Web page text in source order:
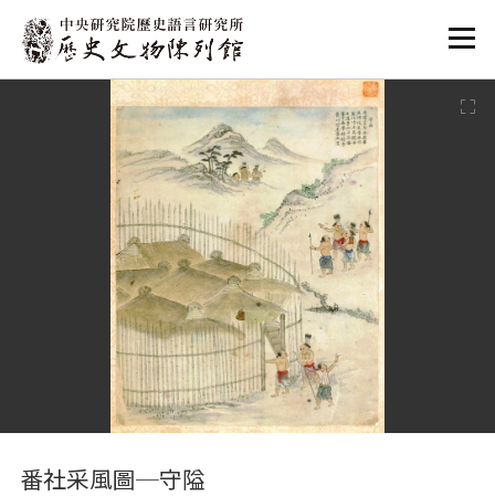
:::
番社采風圖─守隘